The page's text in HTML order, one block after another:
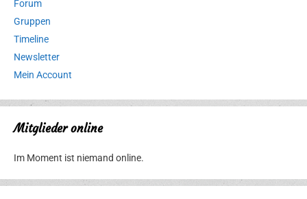
Forum
Gruppen
Timeline
Newsletter
Mein Account
Mitglieder online
Im Moment ist niemand online.